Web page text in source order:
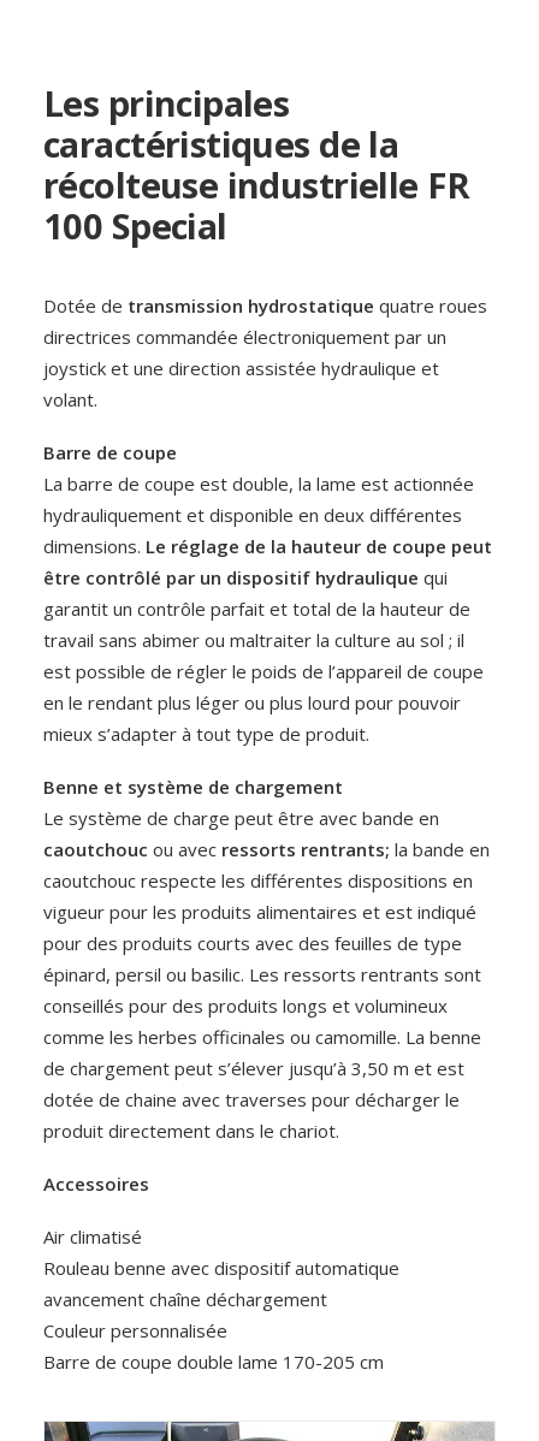
LÉGUMES
Les principales
caractéristiques de la
récolteuse industrielle FR
100 Special
Dotée de transmission hydrostatique quatre roues
directrices commandée électroniquement par un
joystick et une direction assistée hydraulique et
volant.
Barre de coupe
La barre de coupe est double, la lame est actionnée
hydrauliquement et disponible en deux différentes
dimensions. Le réglage de la hauteur de coupe peut
être contrôlé par un dispositif hydraulique qui
garantit un contrôle parfait et total de la hauteur de
travail sans abimer ou maltraiter la culture au sol ; il
est possible de régler le poids de l’appareil de coupe
en le rendant plus léger ou plus lourd pour pouvoir
mieux s’adapter à tout type de produit.
Benne et système de chargement
Le système de charge peut être avec bande en
caoutchouc ou avec ressorts rentrants; la bande en
caoutchouc respecte les différentes dispositions en
vigueur pour les produits alimentaires et est indiqué
pour des produits courts avec des feuilles de type
épinard, persil ou basilic. Les ressorts rentrants sont
conseillés pour des produits longs et volumineux
comme les herbes officinales ou camomille. La benne
de chargement peut s’élever jusqu’à 3,50 m et est
dotée de chaine avec traverses pour décharger le
produit directement dans le chariot.
Accessoires
Air climatisé
Rouleau benne avec dispositif automatique
avancement chaîne déchargement
Couleur personnalisée
Barre de coupe double lame 170-205 cm